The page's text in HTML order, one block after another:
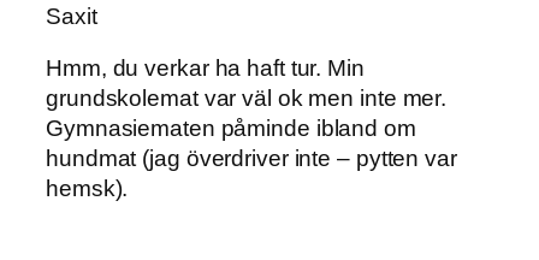
Saxit
Hmm, du verkar ha haft tur. Min
grundskolemat var väl ok men inte mer.
Gymnasiematen påminde ibland om
hundmat (jag överdriver inte – pytten var
hemsk).